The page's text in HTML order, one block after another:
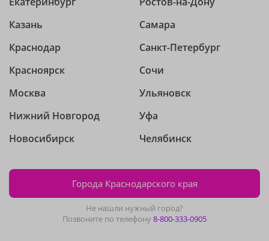
Казань
Краснодар
Красноярск
Москва
Нижний Новгород
Новосибирск
Самара
Санкт-Петербург
Сочи
Ульяновск
Уфа
Челябинск
Города Краснодарского края
Не нашли нужный город?
Позвоните по телефону8-800-333-0905